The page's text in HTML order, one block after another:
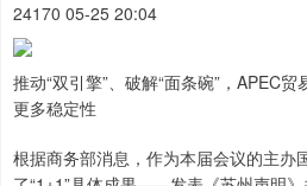
24170 05-25 20:04
推动“双引擎”、破解“面条碗”，APEC
更多稳定性
根据商务部消息，作为本届会议的主办